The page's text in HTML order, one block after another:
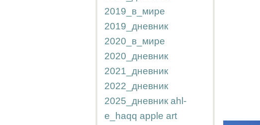
2019_в_мире
2019_дневник
2020_в_мире
2020_дневник
2021_дневник
2022_дневник
2025_дневник ahl-
e_haqq apple art